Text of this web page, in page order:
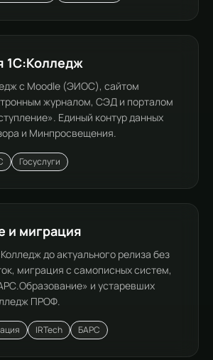
1С:Колледж
с Moodle (ЭИОС), сайтом
журналом, СЭД и порталом
Единый контур данных
и Минпросвещения.
Госуслуги
и миграция
до актуального релиза без
миграция с самописных систем,
и устаревших
ПРОФ.
IRTech БАРС